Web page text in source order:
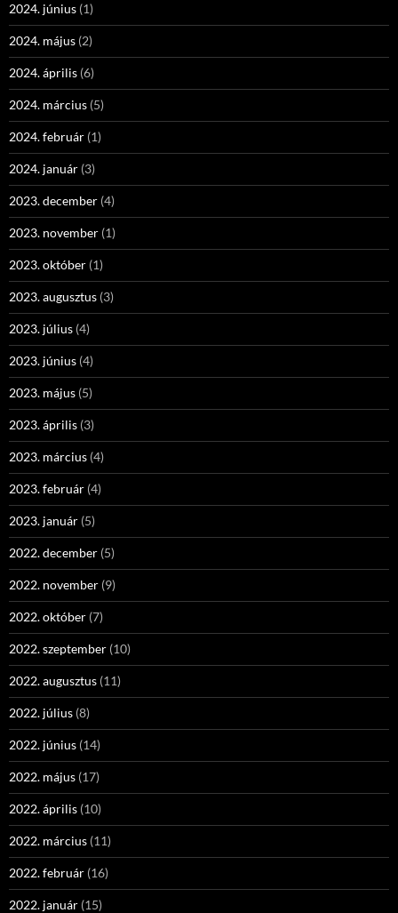
2024. június (1)
2024. május (2)
2024. április (6)
2024. március (5)
2024. február (1)
2024. január (3)
2023. december (4)
2023. november (1)
2023. október (1)
2023. augusztus (3)
2023. július (4)
2023. június (4)
2023. május (5)
2023. április (3)
2023. március (4)
2023. február (4)
2023. január (5)
2022. december (5)
2022. november (9)
2022. október (7)
2022. szeptember (10)
2022. augusztus (11)
2022. július (8)
2022. június (14)
2022. május (17)
2022. április (10)
2022. március (11)
2022. február (16)
2022. január (15)